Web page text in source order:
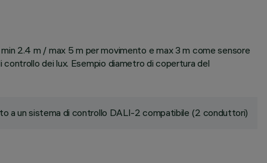
2.4 m / max 5 m per movimento e max 3 m come sensore
dei lux. Esempio diametro di copertura del
a un sistema di controllo DALI-2 compatibile (2 conduttori)